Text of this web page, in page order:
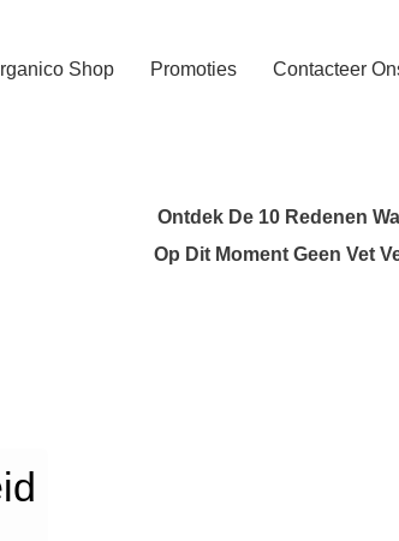
Shop Promoties Contacteer
Ontdek De 10 Redenen
Op Dit Moment Geen Vet